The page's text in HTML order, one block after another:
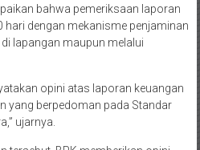
bahwa pemeriksaan laporan
hari dengan mekanisme penjaminan
lapangan maupun melalui
opini atas laporan keuangan
yang berpedoman pada Standar
ujarnya.